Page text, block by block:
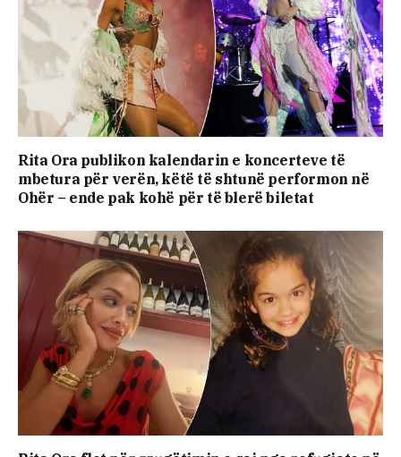
Rita Ora publikon kalendarin e koncerteve të
mbetura për verën, këtë të shtunë performon në
Ohër – ende pak kohë për të blerë biletat